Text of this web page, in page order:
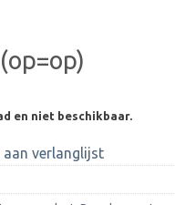
en niet beschikbaar.
aan verlanglijst